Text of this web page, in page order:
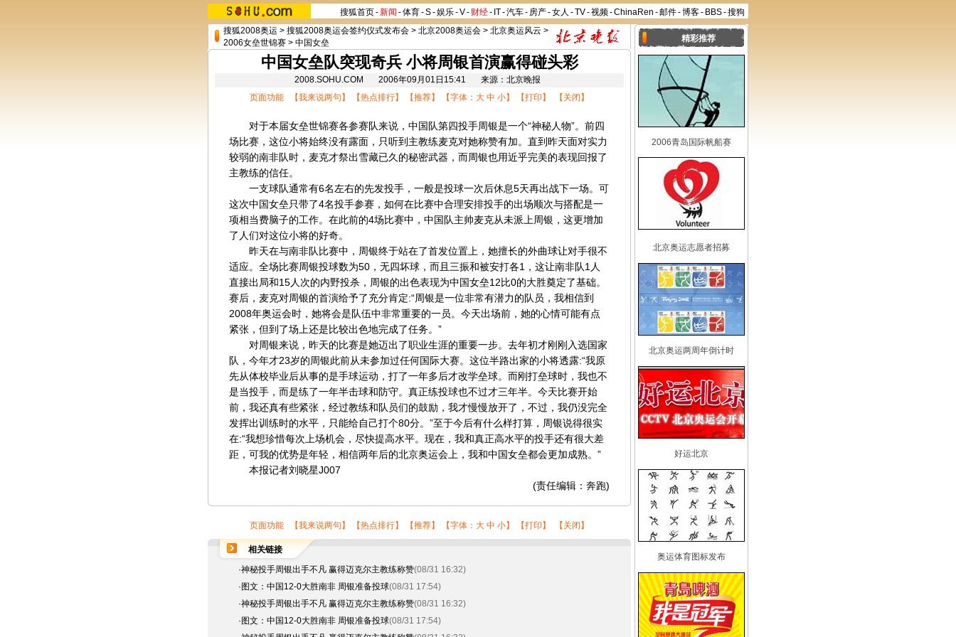
搜狐首页-新闻 -体育-S-娱乐-V- 财经- IT-汽车- 房产-女人 -TV-视频-ChinaRen -邮件-博客- BBS-搜狗
搜狐2008奥运 > 搜狐2008奥运会签约仪式发布会 > 北京2008奥运会 > 北京奥运风云 >
2006女垒世锦赛 > 中国女垒
中国女垒队突现奇兵 小将周银首演赢得碰头彩
2008.SOHU.COM 2006年09月01日15:41 来源：北京晚报
页面功能 【我来说两句 】 【热点排行】 【推荐】 【字体： 大 中 小】 【打印 】 【 关闭 】
对于本届女垒世锦赛各参赛队来说，中国队第四投手周银是一个“神秘人物”。前四
场比赛，这位小将始终没有露面，只听到主教练麦克对她称赞有加。直到昨天面对实力
较弱的南非队时，麦克才祭出雪藏已久的秘密武器，而周银也用近乎完美的表现回报了
主教练的信任。
一支球队通常有6名左右的先发投手，一般是投球一次后休息5天再出战下一场。可
这次中国女垒只带了4名投手参赛，如何在比赛中合理安排投手的出场顺次与搭配是一
项相当费脑子的工作。在此前的4场比赛中，中国队主帅麦克从未派上周银，这更增加
了人们对这位小将的好奇。
昨天在与南非队比赛中，周银终于站在了首发位置上，她擅长的外曲球让对手很不
适应。全场比赛周银投球数为50，无四坏球，而且三振和被安打各1，这让南非队1人
直接出局和15人次的内野投杀，周银的出色表现为中国女垒12比0的大胜奠定了基础。
赛后，麦克对周银的首演给予了充分肯定:“周银是一位非常有潜力的队员，我相信到
2008年奥运会时，她将会是队伍中非常重要的一员。今天出场前，她的心情可能有点
紧张，但到了场上还是比较出色地完成了任务。”
对周银来说，昨天的比赛是她迈出了职业生涯的重要一步。去年初才刚刚入选国家
队，今年才23岁的周银此前从未参加过任何国际大赛。这位半路出家的小将透露:“我原
先从体校毕业后从事的是手球运动，打了一年多后才改学垒球。而刚打垒球时，我也不
是当投手，而是练了一年半击球和防守。真正练投球也不过才三年半。今天比赛开始
前，我还真有些紧张，经过教练和队员们的鼓励，我才慢慢放开了，不过，我仍没完全
发挥出训练时的水平，只能给自己打个80分。”至于今后有什么样打算，周银说得很实
在:“我想珍惜每次上场机会，尽快提高水平。现在，我和真正高水平的投手还有很大差
距，可我的优势是年轻，相信两年后的北京奥运会上，我和中国女垒都会更加成熟。”
本报记者刘晓星J007
(责任编辑：奔跑)
页面功能 【我来说两句 】 【热点排行】 【推荐】 【字体： 大 中 小】 【打印 】 【 关闭 】
相关链接
·神秘投手周银出手不凡 赢得迈克尔主教练称赞(08/31 16:32)
· 图文：中国12-0大胜南非 周银准备投球(08/31 17:54)
·神秘投手周银出手不凡 赢得迈克尔主教练称赞(08/31 16:32)
· 图文：中国12-0大胜南非 周银准备投球(08/31 17:54)
精彩推荐
2006青岛国际帆船赛
北京奥运志愿者招募
北京奥运两周年倒计时
好运北京
奥运体育图标发布